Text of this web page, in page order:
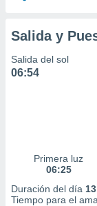
Salida y
Salida del sol
06:54
Primera luz
06:25
Duración del día
Tiempo para el